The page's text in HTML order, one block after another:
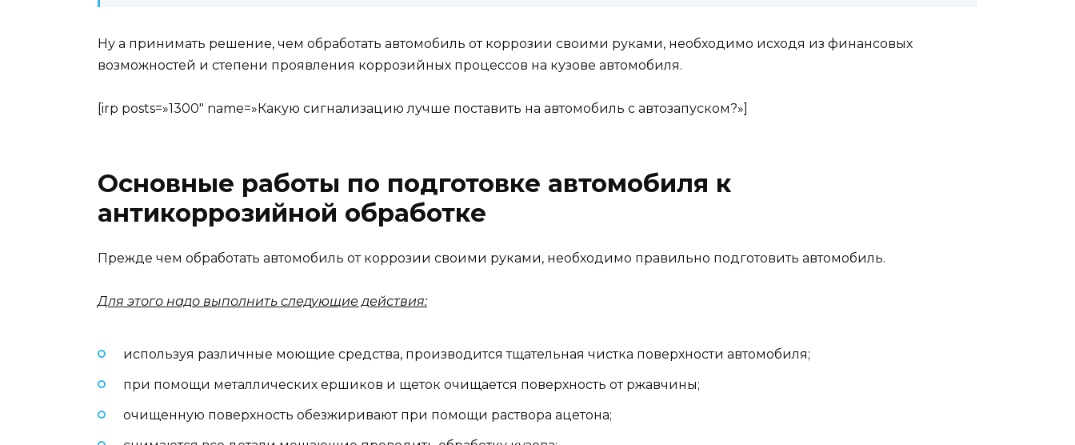
Ну а принимать решение, чем обработать автомобиль от коррозии своими руками, необходимо исходя из финансовых
возможностей и степени проявления коррозийных процессов на кузове автомобиля.
[irp posts=»1300″ name=»Какую сигнализацию лучше поставить на автомобиль с автозапуском?»]
Основные работы по подготовке автомобиля к
антикоррозийной обработке
Прежде чем обработать автомобиль от коррозии своими руками, необходимо правильно подготовить автомобиль.
Для этого надо выполнить следующие действия:
используя различные моющие средства, производится тщательная чистка поверхности автомобиля;
при помощи металлических ершиков и щеток очищается поверхность от ржавчины;
очищенную поверхность обезжиривают при помощи раствора ацетона;